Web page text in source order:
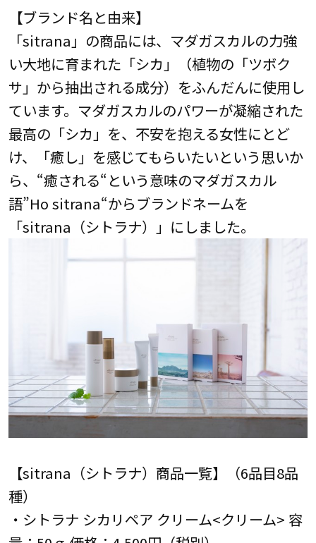
【ブランド名と由来】
「sitrana」の商品には、マダガスカルの力強
い大地に育まれた「シカ」（植物の「ツボク
サ」から抽出される成分）をふんだんに使用し
ています。マダガスカルのパワーが凝縮された
最高の「シカ」を、不安を抱える女性にとど
け、「癒し」を感じてもらいたいという思いか
ら、“癒される“という意味のマダガスカル
語”Ho sitrana“からブランドネームを
「sitrana（シトラナ）」にしました。
【sitrana（シトラナ）商品一覧】（6品目8品
種）
・シトラナ シカリペア クリーム<クリーム> 容